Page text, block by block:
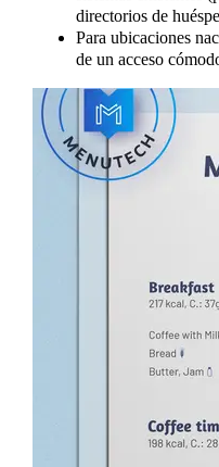
directorios de
Para ubicaciones
de un acceso